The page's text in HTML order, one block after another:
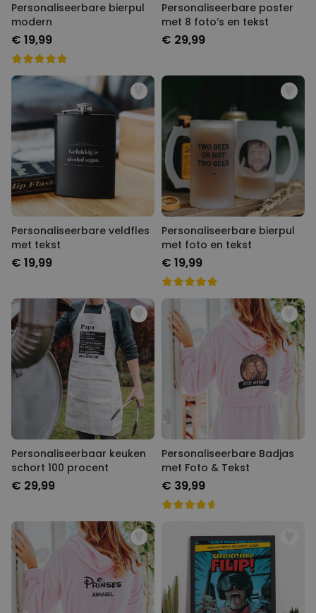
Personaliseerbare bierpul
modern
€ 19,99
Personaliseerbare poster
met 8 foto’s en tekst
€ 29,99
Personaliseerbare veldfles
met tekst
€ 19,99
Personaliseerbare bierpul
met foto en tekst
€ 19,99
Personaliseerbaar keuken
schort 100 procent
€ 29,99
Personaliseerbare Badjas
met Foto & Tekst
€ 39,99